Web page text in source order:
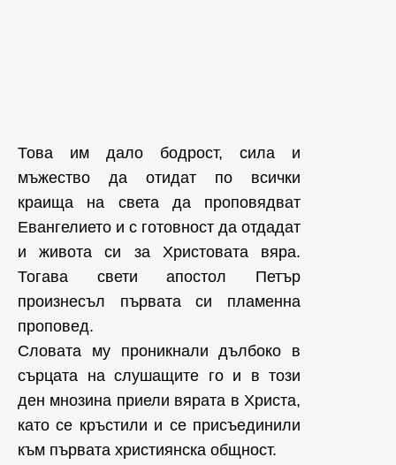
Това им дало бодрост, сила и
мъжество да отидат по всички
краища на света да проповядват
Евангелието и с готовност да отдадат
и живота си за Христовата вяра.
Тогава свети апостол Петър
произнесъл първата си пламенна
проповед.
Словата му проникнали дълбоко в
сърцата на слушащите го и в този
ден мнозина приели вярата в Христа,
като се кръстили и се присъединили
към първата християнска общност.